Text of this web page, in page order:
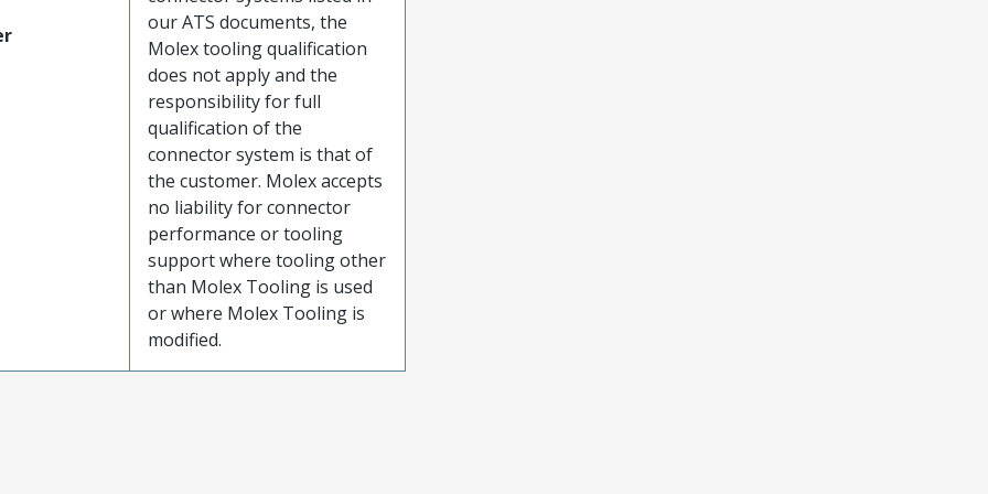
our ATS documents, the
Molex tooling qualification
does not apply and the
responsibility for full
qualification of the
connector system is that of
the customer. Molex accepts
no liability for connector
performance or tooling
support where tooling other
than Molex Tooling is used
or where Molex Tooling is
modified.